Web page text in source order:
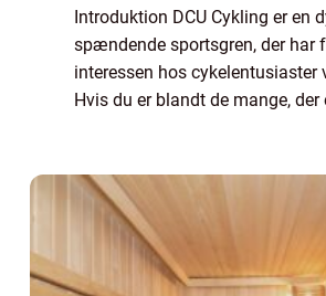
Introduktion DCU Cykling er en
spændende sportsgren, der har
interessen hos cykelentusiaster
Hvis du er blandt de mange, der
mus...